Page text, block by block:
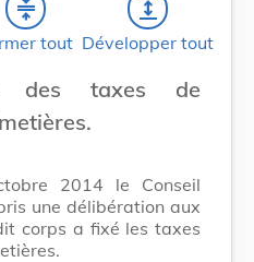
compress
tout
expand
Développer tout
des taxes de
2014 le Conseil
une délibération aux
corps a fixé les taxes